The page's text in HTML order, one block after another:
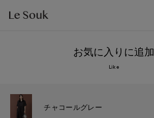
お気に入りに追加
Like
チャコールグレー